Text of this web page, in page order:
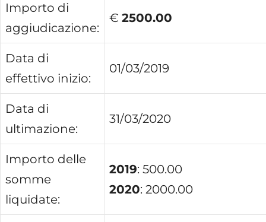
Importo di
aggiudicazione:
€ 2500.00
Data di
effettivo inizio:
01/03/2019
Data di
ultimazione:
31/03/2020
Importo delle
somme
liquidate:
2019: 500.00
2020: 2000.00